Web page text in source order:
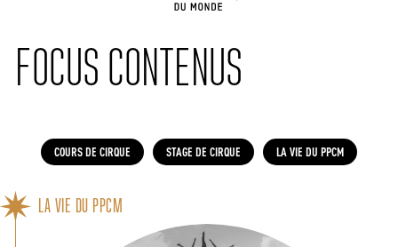
FOCUS CONTENUS
COURS DE CIRQUE STAGE DE CIRQUE LA VIE DU PPCM
LA VIE DU PPCM